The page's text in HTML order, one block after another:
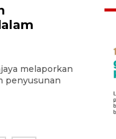
melaporkan
penyusunan